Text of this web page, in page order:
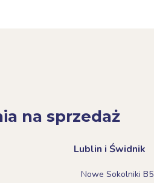
na sprzedaż
Lublin i Świdnik
Nowe Sokolniki B5